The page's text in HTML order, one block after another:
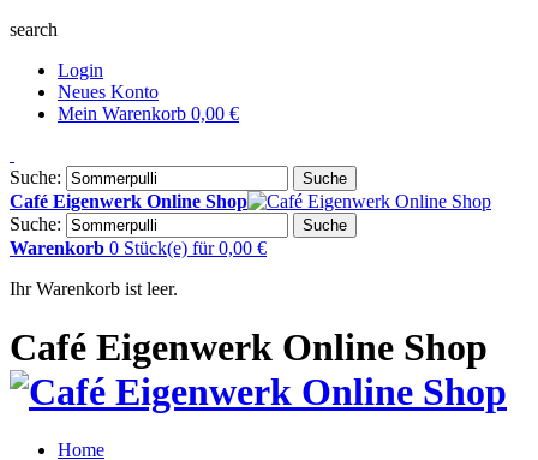
search
Login
Neues Konto
Mein Warenkorb 0,00 €
Suche: Suche
Café Eigenwerk Online Shop
Suche:
Suche
Warenkorb 0 Stück(e) für 0,00 €
Ihr Warenkorb ist leer.
Café Eigenwerk Online Shop
Home